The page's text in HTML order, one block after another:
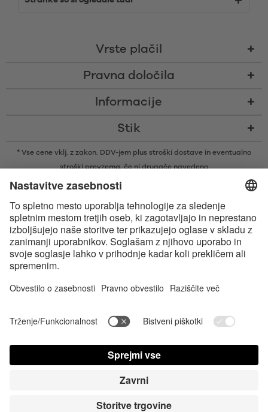
Vrste plačil
Pravna določila
Informacije
Stik
* Vse cene vklj. z zakon. DDV-jem plus stroški dostave in eventualno
stroški prevzema, če ni drugače navedeno
* Besedna znamka in logotipi Bluetooth® so zaščitene blagovne znamke v
licenco za njihovo uporabo.
Apple, logotip Apple in Apple Watch so blagovne znamke družbe Apple
Inc. Google Play in logotip Google Play sta blagovni znamki družbe
Google LLC.
Contact us today
Navodila za uporabo Stik